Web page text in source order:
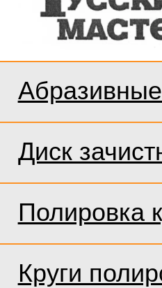
Диск
Полировка
Круги